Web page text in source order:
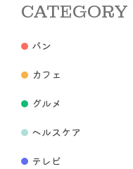
CATEGORY
パン
カフェ
グルメ
ヘルスケア
テレビ